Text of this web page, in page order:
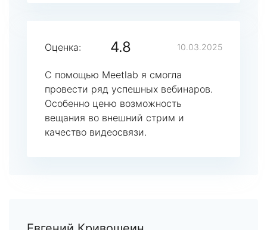
Оценка: 4.8 10.03.2025
С помощью Meetlab я смогла
провести ряд успешных вебинаров.
Особенно ценю возможность
вещания во внешний стрим и
качество видеосвязи.